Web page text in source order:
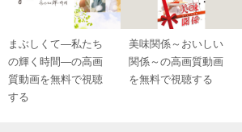
まぶしくて―私たち
の輝く時間―の高画
質動画を無料で視聴
する
美味関係～おいしい
関係～の高画質動画
を無料で視聴する